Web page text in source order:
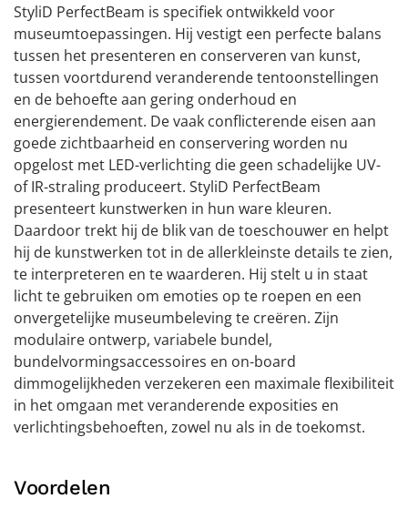
StyliD PerfectBeam is specifiek ontwikkeld voor
museumtoepassingen. Hij vestigt een perfecte balans
tussen het presenteren en conserveren van kunst,
tussen voortdurend veranderende tentoonstellingen
en de behoefte aan gering onderhoud en
energierendement. De vaak conflicterende eisen aan
goede zichtbaarheid en conservering worden nu
opgelost met LED-verlichting die geen schadelijke UV-
of IR-straling produceert. StyliD PerfectBeam
presenteert kunstwerken in hun ware kleuren.
Daardoor trekt hij de blik van de toeschouwer en helpt
hij de kunstwerken tot in de allerkleinste details te zien,
te interpreteren en te waarderen. Hij stelt u in staat
licht te gebruiken om emoties op te roepen en een
onvergetelijke museumbeleving te creëren. Zijn
modulaire ontwerp, variabele bundel,
bundelvormingsaccessoires en on-board
dimmogelijkheden verzekeren een maximale flexibiliteit
in het omgaan met veranderende exposities en
verlichtingsbehoeften, zowel nu als in de toekomst.
Voordelen